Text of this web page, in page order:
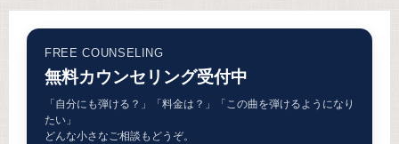
FREE COUNSELING
無料カウンセリング受付中
「自分にも弾ける？」「料金は？」「この曲を弾けるようになり
たい」
どんな小さなご相談もどうぞ。